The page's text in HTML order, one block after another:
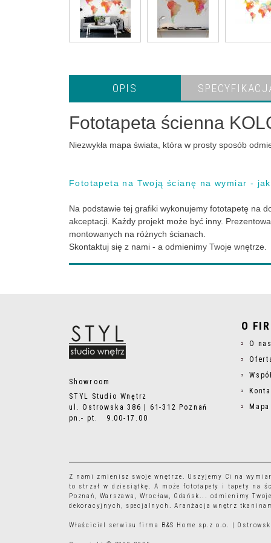
OPIS
Fototapeta ścienna
Niezwykła mapa świata, która w prosty sposób
Fototapeta na Twoją ścianę na wymiar -
Na podstawie tej grafiki wykonujemy fototapetę na
akceptacji. Każdy projekt może być inny.
montowanych na różnych ścianach.
Skontaktuj się z nami - a odmienimy Twoje wnętrze.
Showroom
STYL Studio Wnętrz
ul. Ostrowska 386 | 61-312 Poznań
pn.- pt. 9.00-17.00
O
O
Z nami zmienisz swoje wnętrze. Uszyjemy Ci na
to strzał w dziesiątkę. A możefototapety i tapety na
Poznań, Warszawa, Wrocław, Gdańsk... odmienimy
dekoracyjnych, specjalnych. Aranżacja wnętrz
Właściciel serwisu firma B&S Home sp.z o.o. |